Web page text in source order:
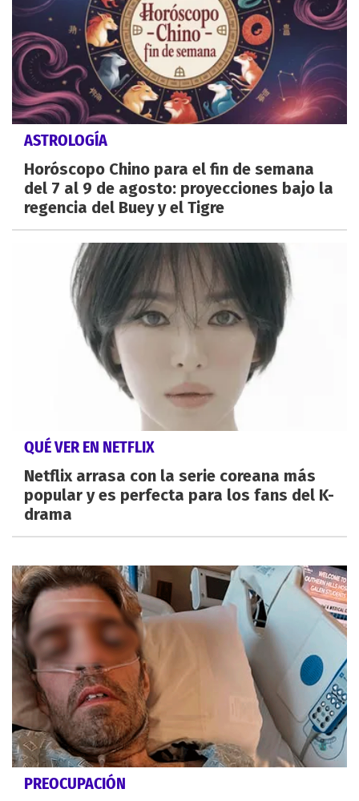
ASTROLOGÍA
Horóscopo Chino para el fin de semana
del 7 al 9 de agosto: proyecciones bajo la
regencia del Buey y el Tigre
QUÉ VER EN NETFLIX
Netflix arrasa con la serie coreana más
popular y es perfecta para los fans del K-
drama
PREOCUPACIÓN